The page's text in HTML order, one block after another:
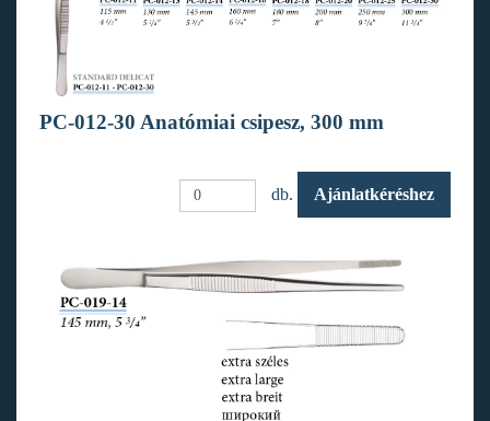
PC-012-30 Anatómiai csipesz, 300 mm
db. Ajánlatkéréshez